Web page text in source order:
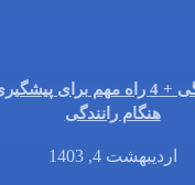
کمردرد در رانندگی + 4 راه مهم
هنگام رانندگی
اردیبهشت 4, 1403